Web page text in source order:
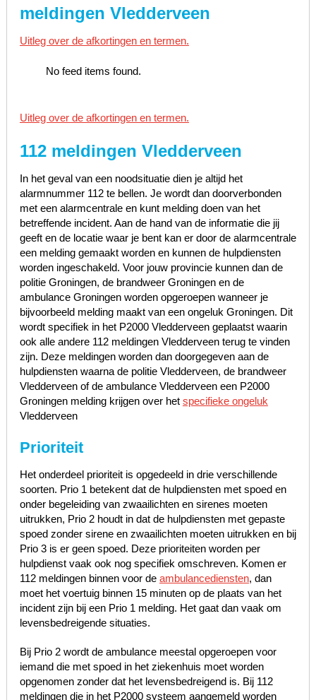
meldingen Vledderveen
Uitleg over de afkortingen en termen.
No feed items found.
Uitleg over de afkortingen en termen.
112 meldingen Vledderveen
In het geval van een noodsituatie dien je altijd het
alarmnummer 112 te bellen. Je wordt dan doorverbonden
met een alarmcentrale en kunt melding doen van het
betreffende incident. Aan de hand van de informatie die jij
geeft en de locatie waar je bent kan er door de alarmcentrale
een melding gemaakt worden en kunnen de hulpdiensten
worden ingeschakeld. Voor jouw provincie kunnen dan de
politie Groningen, de brandweer Groningen en de
ambulance Groningen worden opgeroepen wanneer je
bijvoorbeeld melding maakt van een ongeluk Groningen. Dit
wordt specifiek in het P2000 Vledderveen geplaatst waarin
ook alle andere 112 meldingen Vledderveen terug te vinden
zijn. Deze meldingen worden dan doorgegeven aan de
hulpdiensten waarna de politie Vledderveen, de brandweer
Vledderveen of de ambulance Vledderveen een P2000
Groningen melding krijgen over het specifieke ongeluk
Vledderveen
Prioriteit
Het onderdeel prioriteit is opgedeeld in drie verschillende
soorten. Prio 1 betekent dat de hulpdiensten met spoed en
onder begeleiding van zwaailichten en sirenes moeten
uitrukken, Prio 2 houdt in dat de hulpdiensten met gepaste
spoed zonder sirene en zwaailichten moeten uitrukken en bij
Prio 3 is er geen spoed. Deze prioriteiten worden per
hulpdienst vaak ook nog specifiek omschreven. Komen er
112 meldingen binnen voor de ambulancediensten, dan
moet het voertuig binnen 15 minuten op de plaats van het
incident zijn bij een Prio 1 melding. Het gaat dan vaak om
levensbedreigende situaties.
Bij Prio 2 wordt de ambulance meestal opgeroepen voor
iemand die met spoed in het ziekenhuis moet worden
opgenomen zonder dat het levensbedreigend is. Bij 112
meldingen die in het P2000 systeem aangemeld worden